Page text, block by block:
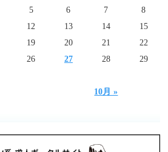
10月 »
5 6 7
8
12 13 14
15
19 20 21
22
26 27 28
29